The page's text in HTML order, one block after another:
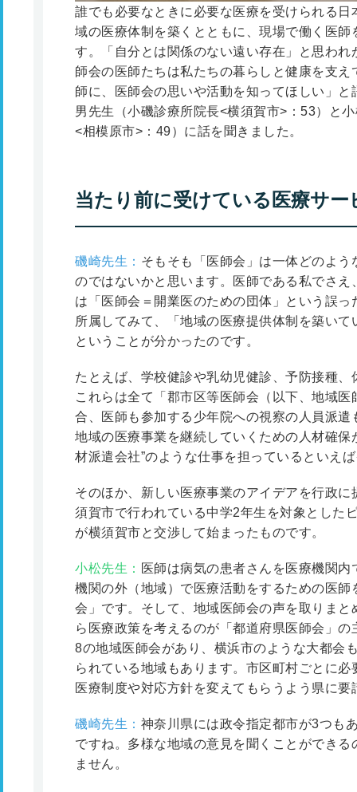
誰でも必要なときに必要な医療を受けられる
域の医療体制を築くとともに、現場で働く医
す。「自分とは関係のない遠い存在」と思わ
師会の医師たちは私たちの暮らしと健康を支
師に、医師会の思いや活動を知ってほしい」
男先生（小磯診療所院長<横須賀市>：53）と
<相模原市>：49）に話を聞きました。
当たり前に受けている医療サ
磯崎先生： そもそも「医師会」は一体どのよ
のではないかと思います。医師である私でさ
は「医師会＝開業医のための団体」という誤
所属してみて、「地域の医療提供体制を築い
ということが分かったのです。
たとえば、学校健診や乳幼児健診、予防接種
これらは全て「郡市区等医師会（以下、地域
合、医師も参加する少年院への視察の人員派
地域の医療事業を継続していくための人材確保
材派遣会社”のような仕事を担っているといえ
そのほか、新しい医療事業のアイデアを行政
須賀市で行われている中学2年生を対象とした
が横須賀市と交渉して始まったものです。
小松先生： 医師は病気の患者さんを医療機関
機関の外（地域）で医療活動をするための医
会」です。そして、地域医師会の声を取りま
ら医療政策を考えるのが「都道府県医師会」
8の地域医師会があり、横浜市のような大都会
られている地域もあります。市区町村ごとに
医療制度や対応方針を変えてもらうよう県に
磯崎先生： 神奈川県には政令指定都市が3つも
ですね。多様な地域の意見を聞くことができ
ません。